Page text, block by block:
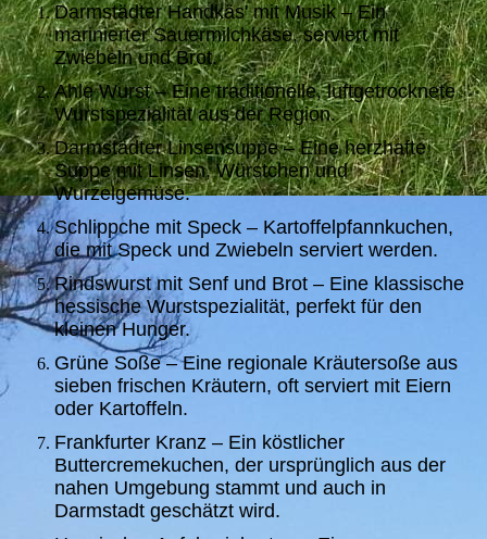
Darmstädter Handkäs' mit Musik – Ein
marinierter Sauermilchkäse, serviert mit
Zwiebeln und Brot.
Ahle Wurst – Eine traditionelle, luftgetrocknete
Wurstspezialität aus der Region.
Darmstädter Linsensuppe – Eine herzhafte
Suppe mit Linsen, Würstchen und
Wurzelgemüse.
Schlippche mit Speck – Kartoffelpfannkuchen,
die mit Speck und Zwiebeln serviert werden.
Rindswurst mit Senf und Brot – Eine klassische
hessische Wurstspezialität, perfekt für den
kleinen Hunger.
Grüne Soße – Eine regionale Kräutersoße aus
sieben frischen Kräutern, oft serviert mit Eiern
oder Kartoffeln.
Frankfurter Kranz – Ein köstlicher
Buttercremekuchen, der ursprünglich aus der
nahen Umgebung stammt und auch in
Darmstadt geschätzt wird.